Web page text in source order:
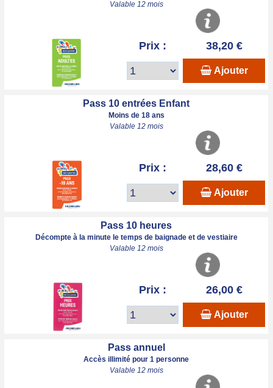
Valable 12 mois
Prix : 38,20 €
Ajouter
Pass 10 entrées Enfant
Moins de 18 ans
Valable 12 mois
Prix : 28,60 €
Ajouter
Pass 10 heures
Décompte à la minute le temps de baignade et de vestiaire
Valable 12 mois
Prix : 26,00 €
Ajouter
Pass annuel
Accès illimité pour 1 personne
Valable 12 mois